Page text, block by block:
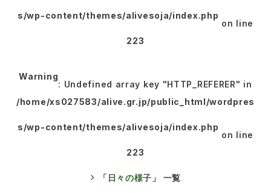
s/wp-content/themes/alivesoja/index.php
on line
223
Warning
: Undefined array key "HTTP_REFERER" in
/home/xs027583/alive.gr.jp/public_html/wordpres
s/wp-content/themes/alivesoja/index.php
on line
223
「日々の様子 」 一覧